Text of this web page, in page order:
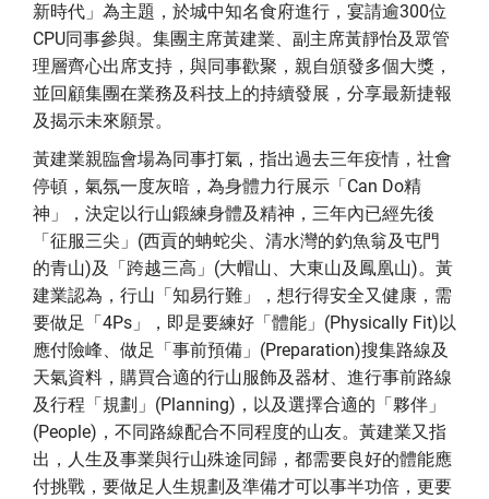
新時代」為主題，於城中知名食府進行，宴請逾300位
CPU同事參與。集團主席黃建業、副主席黃靜怡及眾管
理層齊心出席支持，與同事歡聚，親自頒發多個大獎，
並回顧集團在業務及科技上的持續發展，分享最新捷報
及揭示未來願景。
黃建業親臨會場為同事打氣，指出過去三年疫情，社會
停頓，氣氛一度灰暗，為身體力行展示「Can Do精
神」，決定以行山鍛練身體及精神，三年內已經先後
「征服三尖」(西貢的蚺蛇尖、清水灣的釣魚翁及屯門
的青山)及「跨越三高」(大帽山、大東山及鳳凰山)。黃
建業認為，行山「知易行難」，想行得安全又健康，需
要做足「4Ps」，即是要練好「體能」(Physically Fit)以
應付險峰、做足「事前預備」(Preparation)搜集路線及
天氣資料，購買合適的行山服飾及器材、進行事前路線
及行程「規劃」(Planning)，以及選擇合適的「夥伴」
(People)，不同路線配合不同程度的山友。黃建業又指
出，人生及事業與行山殊途同歸，都需要良好的體能應
付挑戰，要做足人生規劃及準備才可以事半功倍，更要